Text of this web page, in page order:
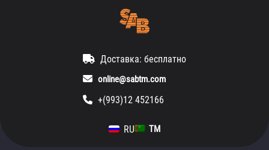
Доставка: бесплатно
online@sabtm.com
+(993)12 452166
RU TM